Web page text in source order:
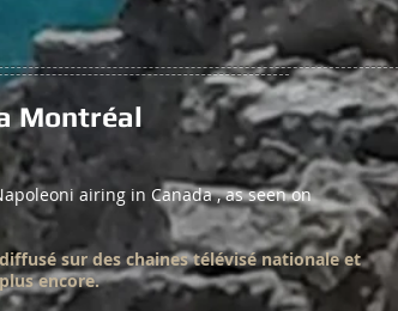
Montréal
airing in Canada , as seen on
sur des chaines télévisé nationale et
encore.